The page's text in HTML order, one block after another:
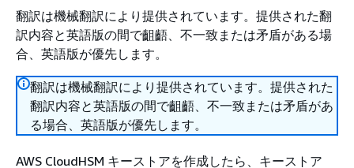
翻訳は機械翻訳により提供されています。提供された翻
訳内容と英語版の間で齟齬、不一致または矛盾がある場
合、英語版が優先します。
翻訳は機械翻訳により提供されています。提供された
翻訳内容と英語版の間で齟齬、不一致または矛盾があ
る場合、英語版が優先します。
AWS CloudHSM キーストアを作成したら、キーストア